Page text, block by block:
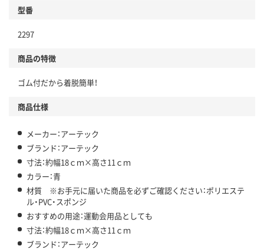
型番
2297
商品の特徴
ゴム付だから着脱簡単！
商品仕様
メーカー：アーテック
ブランド：アーテック
寸法：約幅18ｃｍ×高さ11ｃｍ
カラー：青
材質 ※お手元に届いた商品を必ずご確認ください：ポリエステ
ル・PVC・スポンジ
おすすめの用途：運動会用品としても
寸法：約幅18ｃｍ×高さ11ｃｍ
ブランド：アーテック